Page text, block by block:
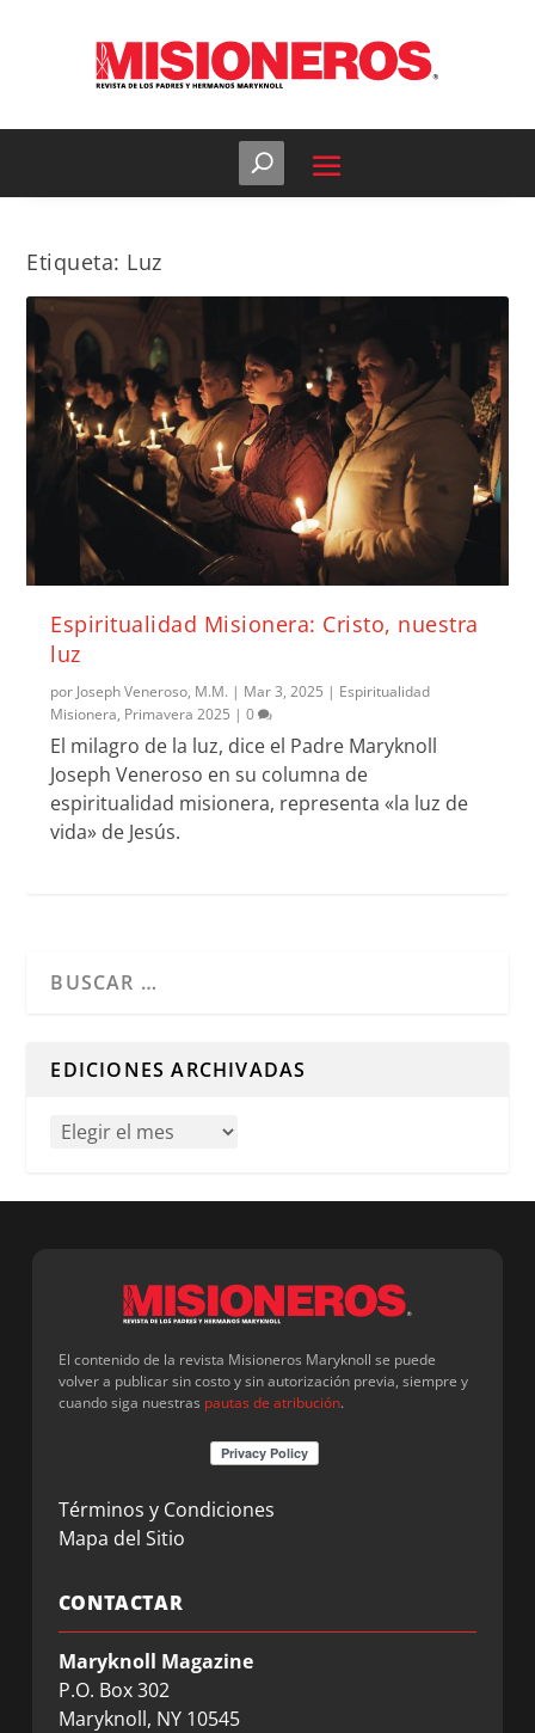
Etiqueta: Luz
Espiritualidad Misionera: Cristo, nuestra
luz
por Joseph Veneroso, M.M. | Mar 3, 2025 | Espiritualidad
Misionera, Primavera 2025 |0
El milagro de la luz, dice el Padre Maryknoll
Joseph Veneroso en su columna de
espiritualidad misionera, representa «la luz de
vida» de Jesús.
EDICIONES ARCHIVADAS
El contenido de la revista Misioneros Maryknoll se puede
volver a publicar sin costo y sin autorización previa, siempre y
cuando siga nuestras pautas de atribución.
Términos y Condiciones
Mapa del Sitio
CONTACTAR
Maryknoll Magazine
P.O. Box 302
Maryknoll, NY 10545